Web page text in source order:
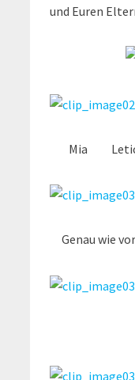
und Euren
Mia Leticia
Genau wie
Bauch-